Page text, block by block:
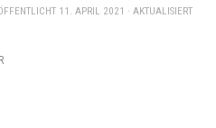
11. APRIL 2021 · AKTUALISIERT